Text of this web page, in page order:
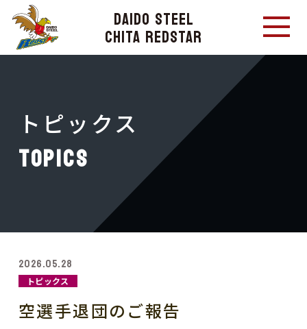
DAIDO STEEL
CHITA REDSTAR
トピックス
TOPICS
2026.05.28
トピックス
空選手退団のご報告